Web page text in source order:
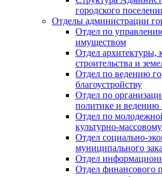
городского
Отделы администрации
Отдел по
имуществом
Отдел архитектуры,
строительства и
Отдел по ведению
благоустройству
Отдел по
политике и ведению
Отдел по
культурно-
Отдел социально-
муниципального
Отдел
Отдел финансового